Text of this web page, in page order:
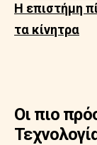
Η επιστήμη
τα κίνητρα
Οι πιο